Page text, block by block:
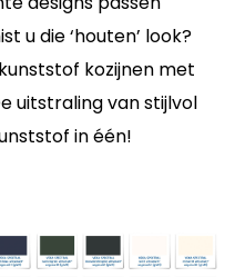
u die ‘houten’ look?
kozijnen met
uitstraling van stijlvol
in één!